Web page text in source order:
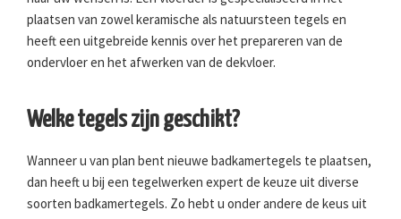
plaatsen van zowel keramische als natuursteen tegels en
heeft een uitgebreide kennis over het prepareren van de
ondervloer en het afwerken van de dekvloer.
Welke tegels zijn geschikt?
Wanneer u van plan bent nieuwe badkamertegels te plaatsen,
dan heeft u bij een tegelwerken expert de keuze uit diverse
soorten badkamertegels. Zo hebt u onder andere de keus uit